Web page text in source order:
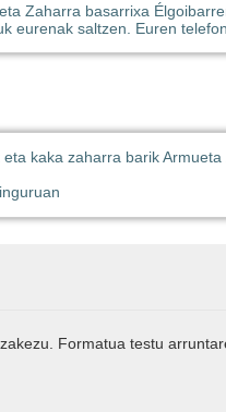
Zaharra basarrixa
eurenak saltzen. Euren
kaka zaharra barik
Formatua testu